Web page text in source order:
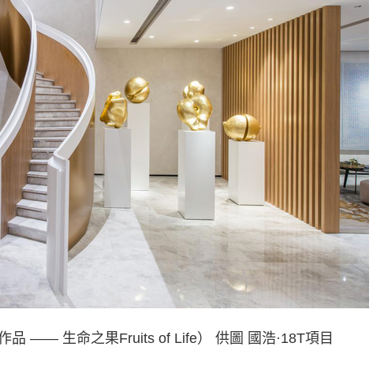
品 —— 生命之果Fruits of Life） 供圖 國浩·18T項目